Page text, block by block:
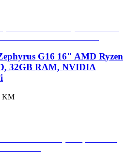
G16 16" AMD Ryzen
32GB RAM, NVIDIA
KM